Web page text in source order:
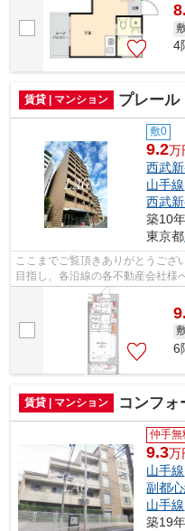
4
賃貸 | マンション プレール
敷0
9.2万
西武
山手線
西武
築10
東京都
ここまでご覧頂きありがとうござ
目指し、各沿線の各不動産会社様
様へ提供しております！最新の情報
6
賃貸 | マンション コンフォ
仲手無
9.3万
山手線
副都
山手線
築19